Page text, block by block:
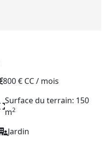
800 € CC / mois
Surface du terrain: 150
m2
Jardin